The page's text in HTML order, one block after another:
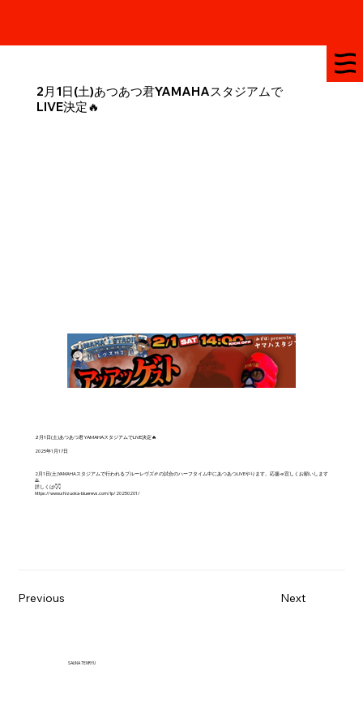
2月1日(土)あつあつ君YAMAHAスタジアムで
LIVE決定🔥
2月1日(土)あつあつ君YAMAHAスタジアムでLIVE決定🔥
2025年1月17日
2月1日(土)YAMAHAスタジアムで行われるブルーレヴズ🏈の試合のハーフタイム中にあつあつLIVEやります。応援📣宜しくお願いします
🙇
詳しくは👇️👇️
https://www.shizuoka-bluerevs.com/lp/20250201/
Previous Next
SAUNA TENRYU